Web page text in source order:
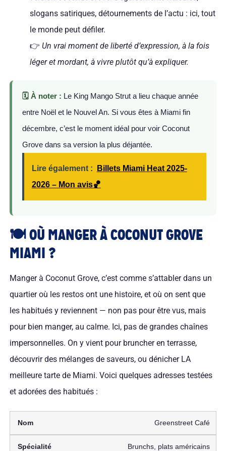
slogans satiriques, détournements de l’actu : ici, tout
le monde peut défiler.
👉 Un vrai moment de liberté d’expression, à la fois
léger et mordant, à vivre plutôt qu’à expliquer.
🗓️ À noter : Le King Mango Strut a lieu chaque année
entre Noël et le Nouvel An. Si vous êtes à Miami fin
décembre, c’est le moment idéal pour voir Coconut
Grove dans sa version la plus déjantée.
Lire également :
Billets Miami Heat 2025-
2026 – Mon avis🏀
🍽️ OÙ MANGER À COCONUT GROVE
MIAMI ?
Manger à Coconut Grove, c’est comme s’attabler dans un
quartier où les restos ont une histoire, et où on sent que
les habitués y reviennent — non pas pour être vus, mais
pour bien manger, au calme. Ici, pas de grandes chaînes
impersonnelles. On y vient pour bruncher en terrasse,
découvrir des mélanges de saveurs, ou dénicher LA
meilleure tarte de Miami. Voici quelques adresses testées
et adorées des habitués :
Greenstreet Café
Brunchs, plats américains